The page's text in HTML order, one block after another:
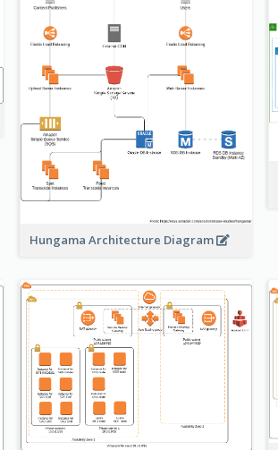
Hungama Architecture Diagram